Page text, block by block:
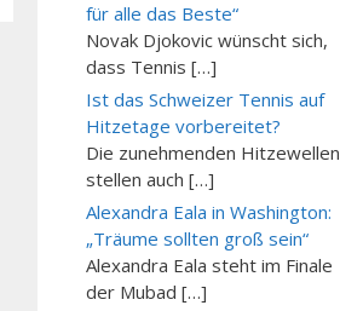
für alle das Beste“
Novak Djokovic wünscht sich,
dass Tennis […]
Ist das Schweizer Tennis auf
Hitzetage vorbereitet?
Die zunehmenden Hitzewellen
stellen auch […]
Alexandra Eala in Washington:
„Träume sollten groß sein“
Alexandra Eala steht im Finale
der Mubad […]